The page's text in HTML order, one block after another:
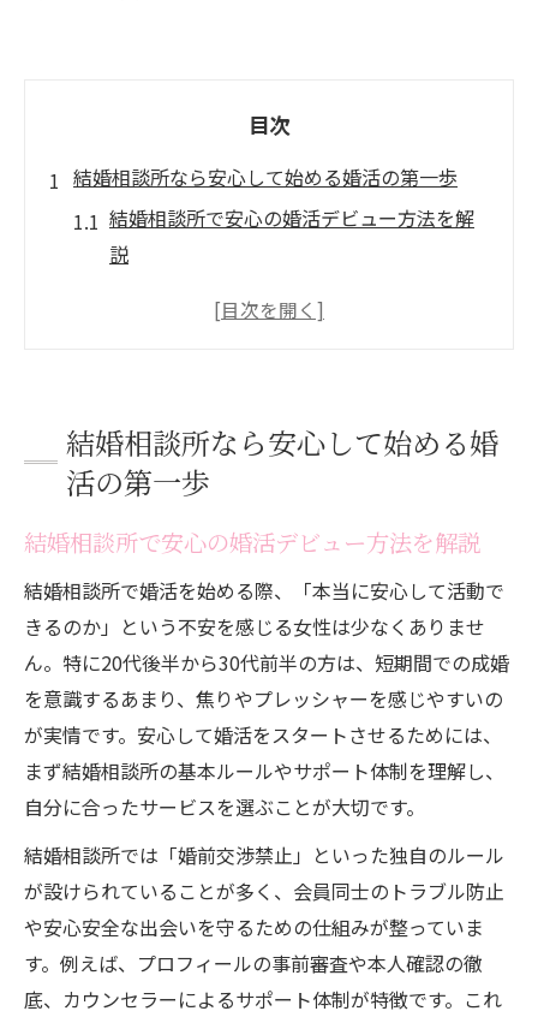
目次
結婚相談所なら安心して始める婚活の第一歩
結婚相談所で安心の婚活デビュー方法を解
説
IBJ結婚相談所で安全に婚活を始めるコツ
婚活準備
初めての結婚相談所婚活で失敗しない心得
婚前交渉禁止ルールが守る真剣な出会いの場
由
婚前交渉禁止ルールで守られる婚活女性の
安心感
トラブル回避に役立つ結婚相談所のルール
とは
IBJ結婚相談所の健全な出会いを守る仕組み
結婚相談所の婚前交渉禁止が信頼される理
由
3ヶ月ルールを活用した効率的な成婚戦略
結婚相談所で3ヶ月ルールを活かすポイント
短期間で成婚を目指す結婚相談所の活用術
結婚相談所なら安心して始める婚
活の第一歩
結婚相談所で安心の婚活デビュー方法を解説
結婚相談所で婚活を始める際、「本当に安心して活動で
きるのか」という不安を感じる女性は少なくありませ
ん。特に20代後半から30代前半の方は、短期間での成婚
を意識するあまり、焦りやプレッシャーを感じやすいの
が実情です。安心して婚活をスタートさせるためには、
まず結婚相談所の基本ルールやサポート体制を理解し、
自分に合ったサービスを選ぶことが大切です。
結婚相談所では「婚前交渉禁止」といった独自のルール
が設けられていることが多く、会員同士のトラブル防止
や安心安全な出会いを守るための仕組みが整っていま
す。例えば、プロフィールの事前審査や本人確認の徹
底、カウンセラーによるサポート体制が特徴です。これ